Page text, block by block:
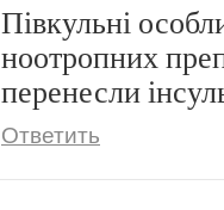
Півкульні
ноотропних
перенесли
Ответить